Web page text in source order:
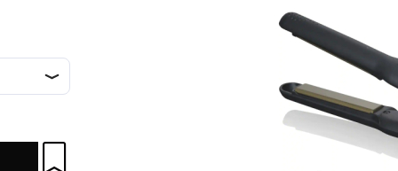
Ao criar uma conta
rapidamente, verificar
operações anteriores.
IDIOMA PORTUGUESE
colori